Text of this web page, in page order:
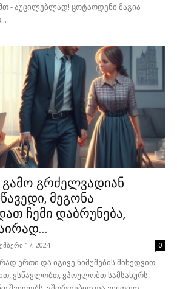
- აუცილებლად! ცოტაოდენი მაგია
გრძელვადიან
მეგონა
ჩემი დაბრუნება,
17, 2024 0
ერთი და იგივე ნიმუშების მიხედვით
ვსწავლობთ, ვპოულობთ სამსახურს,